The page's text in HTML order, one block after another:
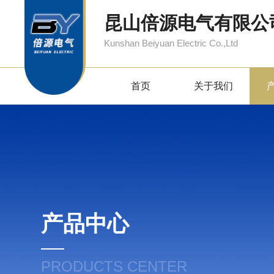
昆山倍源电气有限公
Kunshan Beiyuan Electric Co.,Ltd
首页 关于我们
产品中心
PRODUCTS CENTER